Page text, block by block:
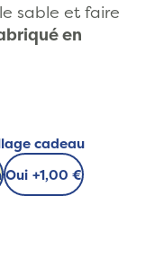
sable et faire
en
cadeau
Oui +1,00 €